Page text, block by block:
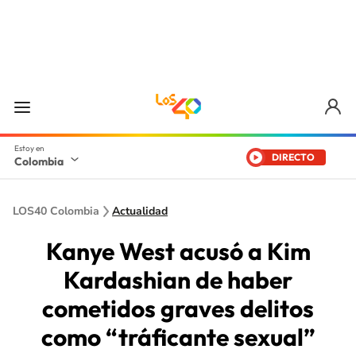
Colombia DIRECTO
LOS40 Colombia Actualidad
Kanye West acusó a Kim
Kardashian de haber
cometidos graves delitos
como “tráficante sexual”